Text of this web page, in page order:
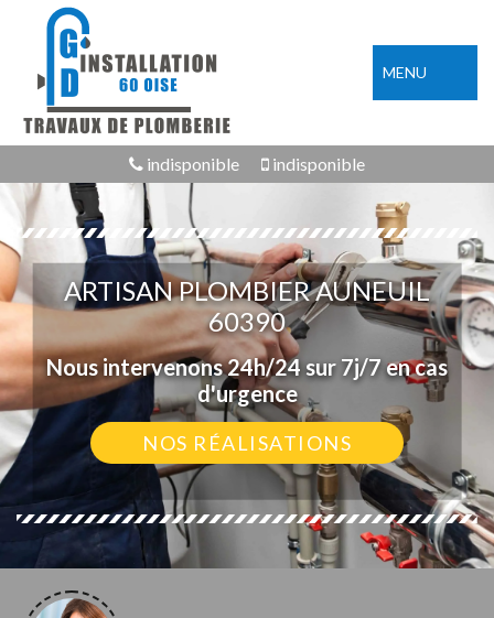
MENU
indisponible indisponible
ARTISAN PLOMBIER AUNEUIL
60390
Nous intervenons 24h/24 sur 7j/7 en cas
d'urgence
NOS RÉALISATIONS